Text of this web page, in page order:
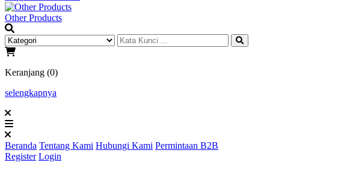
Other Products
Keranjang (0)
selengkapnya
Beranda Tentang Kami Hubungi Kami Permintaan B2B
Register Login